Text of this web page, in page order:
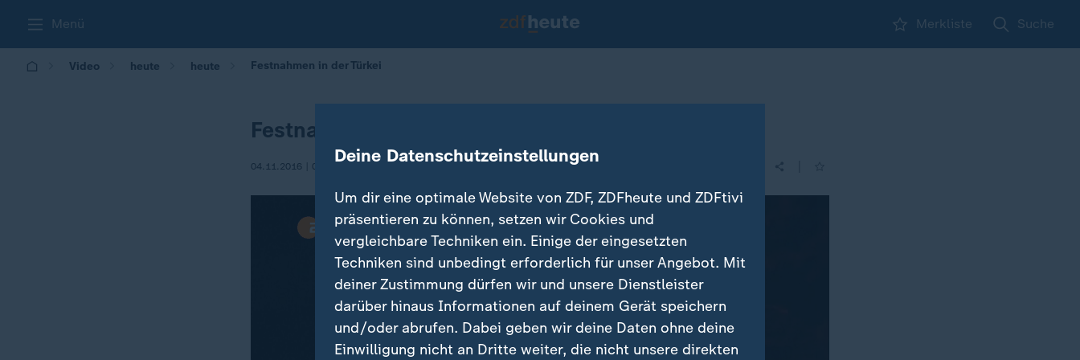
Menü Merkliste Suche
Video heute heute Festnahmen in der Türkei
Festnahmen in der Türkei
04.11.2016 | 09:10 Deine Datenschutzeinstellungen
Um dir eine optimale Website von ZDF, ZDFheute und ZDFtivi
präsentieren zu können, setzen wir Cookies und
vergleichbare Techniken ein. Einige der eingesetzten
Techniken sind unbedingt erforderlich für unser Angebot. Mit
deiner Zustimmung dürfen wir und unsere Dienstleister
darüber hinaus Informationen auf deinem Gerät speichern
und/oder abrufen. Dabei geben wir deine Daten ohne deine
Einwilligung nicht an Dritte weiter, die nicht unsere direkten